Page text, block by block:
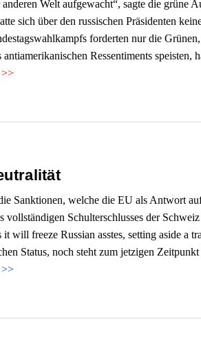
Welt aufgewacht“, sagte die grüne
sich über den russischen Präsidenten
forderten nur die
Ressentiments speisten,
>>
Sanktionen, welche die EU als Antwort
vollständigen Schulterschlusses der
it will freeze Russian asstes, setting aside
Status, noch steht zum jetzigen
>>